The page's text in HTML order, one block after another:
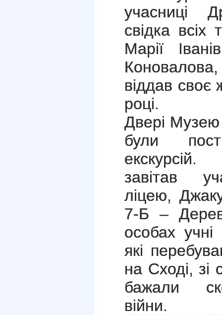
учасниці
свідка всіх
Марії
віддав своє
році.
Двері Музею
були
завітав
ліцею,
7-Б –
особах учні
які
на Сході, зі
бажали
війни.